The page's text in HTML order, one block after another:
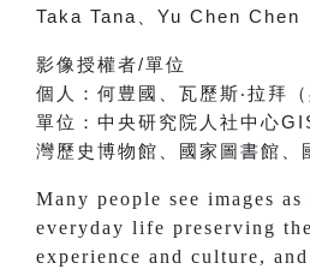
Taka Tana、 Yu Chen Chen
影像授權者/單位
個人： 何豊國、 瓦歷斯‧拉拜（
單位： 中央研究院人社中心
灣歷史博物館、
國家圖書館、
Many people see images
everyday life preserving
experience and culture,